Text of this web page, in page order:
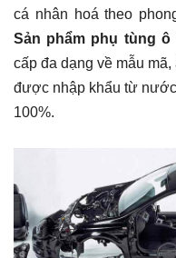
cá nhân hoá theo
Sản phẩm phụ tùng ô
cấp đa dạng về mẫu
được nhập khẩu từ
100%.